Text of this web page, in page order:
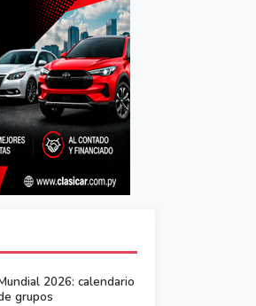
2026: calendario
grupos